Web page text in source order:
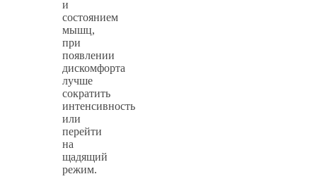
и
состоянием
мышц,
при
появлении
дискомфорта
лучше
сократить
интенсивность
или
перейти
на
щадящий
режим.